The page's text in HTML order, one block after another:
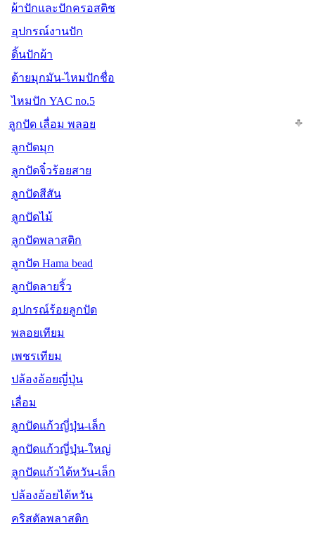
ผ้าปักและปักครอสติช
อุปกรณ์งานปัก
ดิ้นปักผ้า
ด้ายมุกมัน-ไหมปักชื่อ
ไหมปัก YAC no.5
ลูกปัด เลื่อม พลอย
ลูกปัดมุก
ลูกปัดจิ๋วร้อยสาย
ลูกปัดสีสัน
ลูกปัดไม้
ลูกปัดพลาสติก
ลูกปัด Hama bead
ลูกปัดลายริ้ว
อุปกรณ์ร้อยลูกปัด
พลอยเทียม
เพชรเทียม
ปล้องอ้อยญี่ปุ่น
เลื่อม
ลูกปัดแก้วญี่ปุ่น-เล็ก
ลูกปัดแก้วญี่ปุ่น-ใหญ่
ลูกปัดแก้วไต้หวัน-เล็ก
ปล้องอ้อยไต้หวัน
คริสตัลพลาสติก